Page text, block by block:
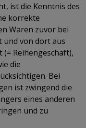
ist die Kenntnis des
korrekte
Waren zuvor bei
und von dort aus
Reihengeschäft),
die
Bei
ist zwingend die
eines anderen
und zu